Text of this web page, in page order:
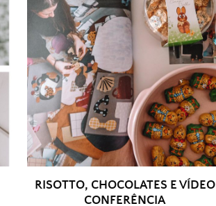
RISOTTO, CHOCOLATES E VÍDEO
CONFERÊNCIA